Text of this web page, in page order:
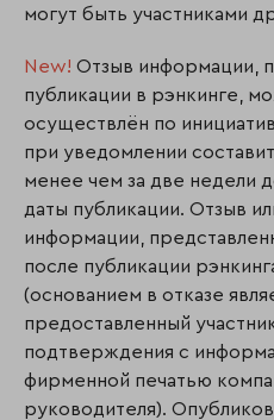
могут быть участниками
New! Отзыв информации,
публикации в рэнкинге,
осуществлён по
при уведомлении
менее чем за две недели
даты публикации. Отзыв
информации,
после публикации
(основанием в отказе
предоставленный
подтверждения с
фирменной печатью
руководителя).